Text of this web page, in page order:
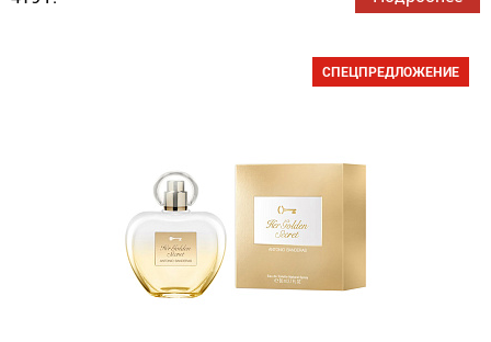
СПЕЦПРЕДЛОЖЕНИЕ